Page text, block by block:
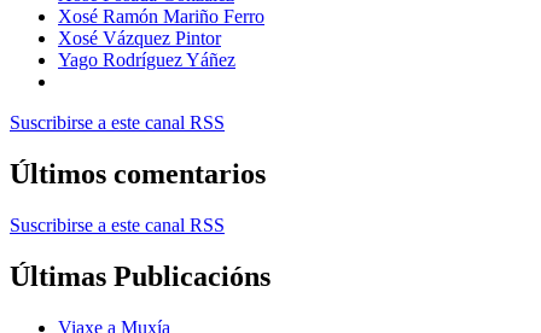
Xosé Ramón Mariño Ferro
Xosé Vázquez Pintor
Yago Rodríguez Yáñez
Suscribirse a este canal RSS
Últimos comentarios
Suscribirse a este canal RSS
Últimas Publicacións
Viaxe a Muxía